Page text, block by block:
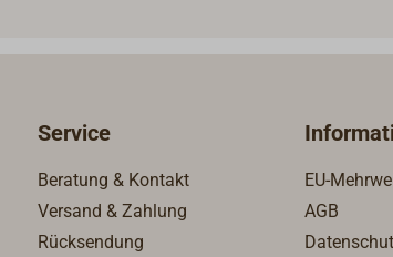
Leine:
mit
laufenden Meter geliefert.
Trosse finden Sie unter
"Passende Artikel" unten auf
Service
Beratung & Kontakt
Versand & Zahlung
Rücksendung
EU-
AGB